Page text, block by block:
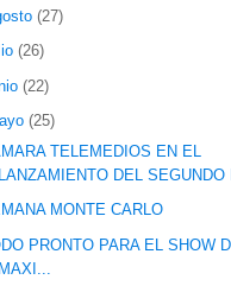
(27)
(26)
(22)
(25)
TELEMEDIOS EN EL
DEL SEGUNDO
MONTE CARLO
PRONTO PARA EL SHOW